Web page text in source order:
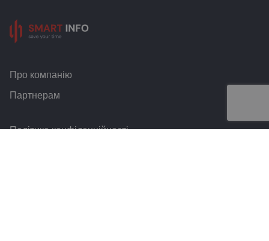
Про компанію
Партнерам
Політика конфіденційності